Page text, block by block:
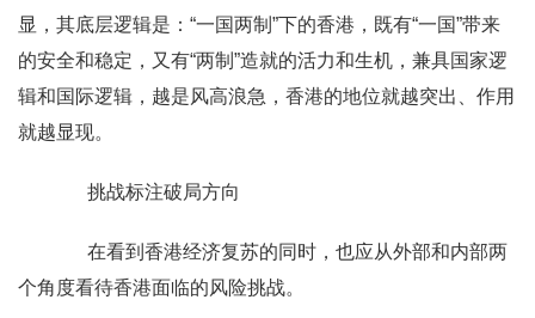
显，其底层逻辑是：“一国两制”下的香港，既有“一国”带来
的安全和稳定，又有“两制”造就的活力和生机，兼具国家逻
辑和国际逻辑，越是风高浪急，香港的地位就越突出、作用
就越显现。
挑战标注破局方向
在看到香港经济 复苏的同时，也应从外部和内部两
个角度看待香港面临的风险挑战。